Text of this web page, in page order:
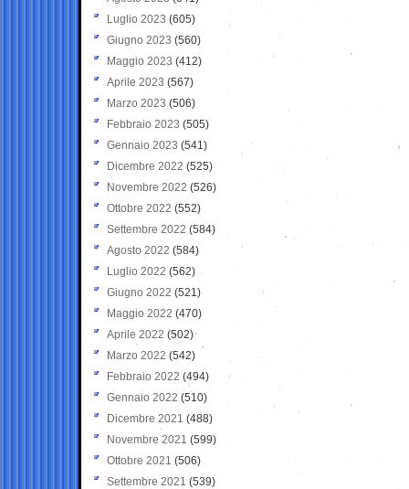
Luglio 2023 (605)
Giugno 2023 (560)
Maggio 2023 (412)
Aprile 2023 (567)
Marzo 2023 (506)
Febbraio 2023 (505)
Gennaio 2023 (541)
Dicembre 2022 (525)
Novembre 2022 (526)
Ottobre 2022 (552)
Settembre 2022 (584)
Agosto 2022 (584)
Luglio 2022 (562)
Giugno 2022 (521)
Maggio 2022 (470)
Aprile 2022 (502)
Marzo 2022 (542)
Febbraio 2022 (494)
Gennaio 2022 (510)
Dicembre 2021 (488)
Novembre 2021 (599)
Ottobre 2021 (506)
Settembre 2021 (539)